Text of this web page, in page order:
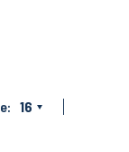
16